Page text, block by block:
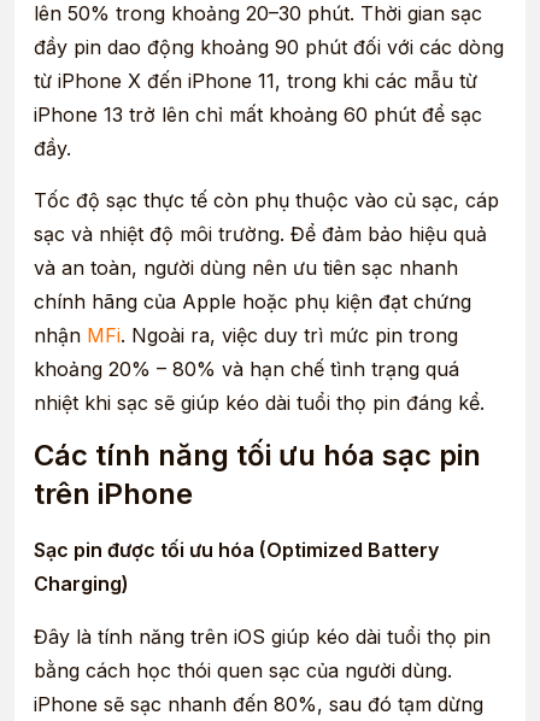
lên 50% trong khoảng 20–30 phút. Thời gian sạc
đầy pin dao động khoảng 90 phút đối với các dòng
từ iPhone X đến iPhone 11, trong khi các mẫu từ
iPhone 13 trở lên chỉ mất khoảng 60 phút để sạc
đầy.
Tốc độ sạc thực tế còn phụ thuộc vào củ sạc, cáp
sạc và nhiệt độ môi trường. Để đảm bảo hiệu quả
và an toàn, người dùng nên ưu tiên sạc nhanh
chính hãng của Apple hoặc phụ kiện đạt chứng
nhận MFi. Ngoài ra, việc duy trì mức pin trong
khoảng 20% – 80% và hạn chế tình trạng quá
nhiệt khi sạc sẽ giúp kéo dài tuổi thọ pin đáng kể.
Các tính năng tối ưu hóa sạc pin
trên iPhone
Sạc pin được tối ưu hóa (Optimized Battery
Charging)
Đây là tính năng trên iOS giúp kéo dài tuổi thọ pin
bằng cách học thói quen sạc của người dùng.
iPhone sẽ sạc nhanh đến 80%, sau đó tạm dừng